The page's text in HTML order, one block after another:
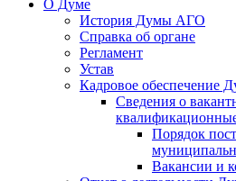
О Думе
История Думы АГО
Справка об органе
Регламент
Устав
Кадровое обеспечение
Сведения о
Порядок
Вакансии и